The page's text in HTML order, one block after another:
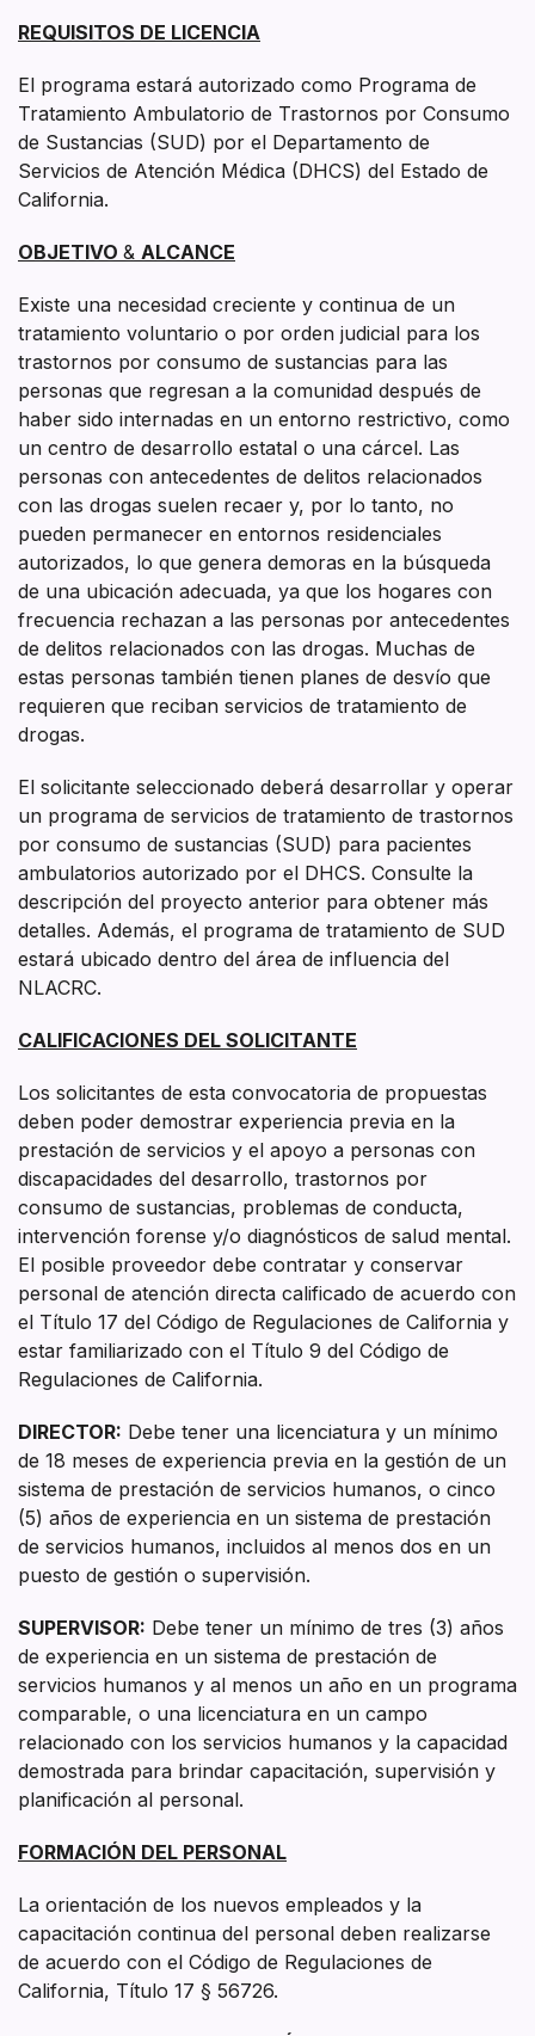
REQUISITOS DE LICENCIA
El programa estará autorizado como Programa de
Tratamiento Ambulatorio de Trastornos por Consumo
de Sustancias (SUD) por el Departamento de
Servicios de Atención Médica (DHCS) del Estado de
California.
OBJETIVO & ALCANCE
Existe una necesidad creciente y continua de un
tratamiento voluntario o por orden judicial para los
trastornos por consumo de sustancias para las
personas que regresan a la comunidad después de
haber sido internadas en un entorno restrictivo, como
un centro de desarrollo estatal o una cárcel. Las
personas con antecedentes de delitos relacionados
con las drogas suelen recaer y, por lo tanto, no
pueden permanecer en entornos residenciales
autorizados, lo que genera demoras en la búsqueda
de una ubicación adecuada, ya que los hogares con
frecuencia rechazan a las personas por antecedentes
de delitos relacionados con las drogas. Muchas de
estas personas también tienen planes de desvío que
requieren que reciban servicios de tratamiento de
drogas.
El solicitante seleccionado deberá desarrollar y operar
un programa de servicios de tratamiento de trastornos
por consumo de sustancias (SUD) para pacientes
ambulatorios autorizado por el DHCS. Consulte la
descripción del proyecto anterior para obtener más
detalles. Además, el programa de tratamiento de SUD
estará ubicado dentro del área de influencia del
NLACRC.
CALIFICACIONES DEL SOLICITANTE
Los solicitantes de esta convocatoria de propuestas
deben poder demostrar experiencia previa en la
prestación de servicios y el apoyo a personas con
discapacidades del desarrollo, trastornos por
consumo de sustancias, problemas de conducta,
intervención forense y/o diagnósticos de salud mental.
El posible proveedor debe contratar y conservar
personal de atención directa calificado de acuerdo con
el Título 17 del Código de Regulaciones de California y
estar familiarizado con el Título 9 del Código de
Regulaciones de California.
DIRECTOR: Debe tener una licenciatura y un mínimo
de 18 meses de experiencia previa en la gestión de un
sistema de prestación de servicios humanos, o cinco
(5) años de experiencia en un sistema de prestación
de servicios humanos, incluidos al menos dos en un
puesto de gestión o supervisión.
SUPERVISOR: Debe tener un mínimo de tres (3) años
de experiencia en un sistema de prestación de
servicios humanos y al menos un año en un programa
comparable, o una licenciatura en un campo
relacionado con los servicios humanos y la capacidad
demostrada para brindar capacitación, supervisión y
planificación al personal.
FORMACIÓN DEL PERSONAL
La orientación de los nuevos empleados y la
capacitación continua del personal deben realizarse
de acuerdo con el Código de Regulaciones de
California, Título 17 § 56726.